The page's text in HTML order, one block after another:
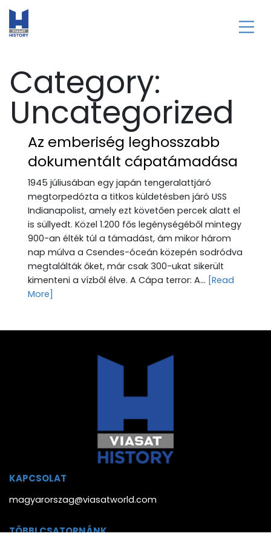
Category:
Uncategorized
Az emberiség leghosszabb
dokumentált cápatámadása
1945 júliusában egy japán tengeralattjáró
megtorpedózta a titkos küldetésben járó USS
Indianapolist, amely ezt követően percek alatt el
is süllyedt. Közel 1.200 fős legénységéből mintegy
900-an élték túl a támadást, ám mikor három
nap múlva a Csendes-óceán közepén sodródva
megtalálták őket, már csak 300-ukat sikerült
kimenteni a vízből élve. A Cápa terror: A... [Read
More]
KAPCSOLAT
magyarorszag@viasatworld.com
TÖBBI CSATORNÁNK